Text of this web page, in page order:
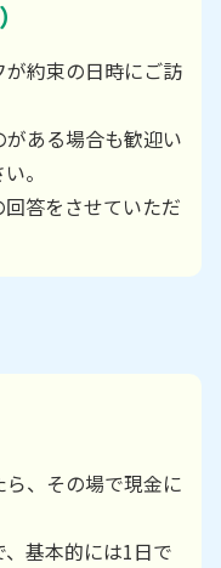
約束の日時にご訪
ある場合も歓迎い
。
答をさせていただ
、その場で現金に
基本的には1日で